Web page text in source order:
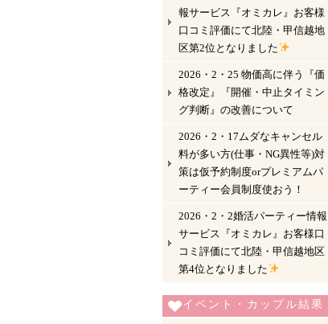
報サービス『オミカレ』お客様
口コミ評価にて北陸・甲信越地
区第2位となりました
2026・2・25 物価高に伴う『価
格改定』『開催・中止タイミン
グ判断』の改善について
2026・2・17ムダなキャンセル
料が多い方(仕事・NG異性等)対
策は仮予約制度orプレミアムパ
ーティー会員制度使おう！
2026・2・2婚活パーティー情報
サービス『オミカレ』お客様口
コミ評価にて北陸・甲信越地区
第4位となりました
イベント・カップル結果